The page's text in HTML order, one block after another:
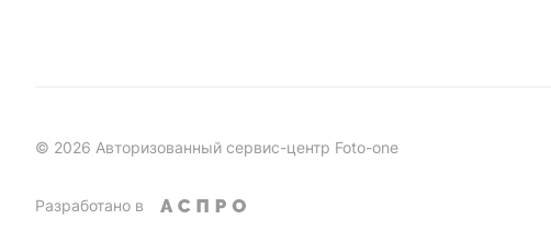
© 2026 Авторизованный сервис-центр Foto-one
Разработано в